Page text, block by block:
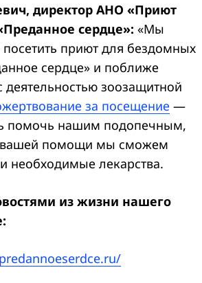
директор АНО «Приют
сердце»: «Мы
приют для бездомных
сердце» и поближе
деятельностью зоозащитной
за посещение —
помочь нашим подопечным,
вашей помощи мы сможем
необходимые лекарства.
из жизни нашего